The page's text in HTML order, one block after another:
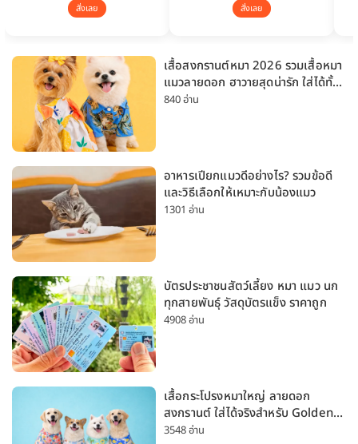
สั่งเลย สั่งเลย
เสื้อสงกรานต์หมา 2026 รวมเสื้อหมา
แมวลายดอก ฮาวายสุดน่ารัก ใส่ได้ทั้ง
หมาเล็กและหมาใหญ่
840 อ่าน
อาหารเปียกแมวดีอย่างไร? รวมข้อดี
และวิธีเลือกให้เหมาะกับน้องแมว
1301 อ่าน
บัตรประชาชนสัตว์เลี้ยง หมา แมว นก
ทุกสายพันธุ์ วัสดุบัตรแข็ง ราคาถูก
4908 อ่าน
เสื้อกระโปรงหมาใหญ่ ลายดอก
สงกรานต์ ใส่ได้จริงสำหรับ Golden
Husky Labrador [อัปเดต 2026]
3548 อ่าน